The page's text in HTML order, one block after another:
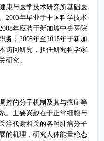
康与医学技术研究所基础医
2003年毕业于中国科学技术
年应聘于新加坡中央医院
务；2008年至2015年于新加
访问研究，担任研究科学家
研究。
控的分子机制及其与癌症等
。主要兴趣在于正常细胞与
注代谢相关的各种肿瘤分子
的机理，研究人体能量稳态